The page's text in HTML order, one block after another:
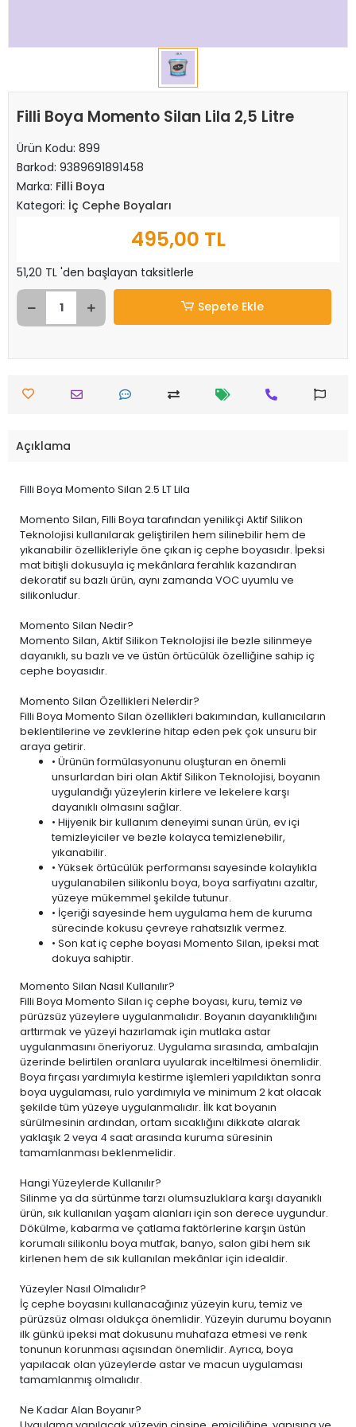
Filli Boya Momento Silan Lila 2,5 Litre
Ürün Kodu: 899
Barkod: 9389691891458
Marka: Filli Boya
Kategori: İç Cephe Boyaları
495,00 TL
51,20 TL 'den başlayan taksitlerle
Sepete Ekle
Açıklama
Filli Boya Momento Silan 2.5 LT Lila
Momento Silan, Filli Boya tarafından yenilikçi Aktif Silikon
Teknolojisi kullanılarak geliştirilen hem silinebilir hem de
yıkanabilir özellikleriyle öne çıkan iç cephe boyasıdır. İpeksi
mat bitişli dokusuyla iç mekânlara ferahlık kazandıran
dekoratif su bazlı ürün, aynı zamanda VOC uyumlu ve
silikonludur.
Momento Silan Nedir?
Momento Silan, Aktif Silikon Teknolojisi ile bezle silinmeye
dayanıklı, su bazlı ve ve üstün örtücülük özelliğine sahip iç
cephe boyasıdır.
Momento Silan Özellikleri Nelerdir?
Filli Boya Momento Silan özellikleri bakımından, kullanıcıların
beklentilerine ve zevklerine hitap eden pek çok unsuru bir
araya getirir.
• Ürünün formülasyonunu oluşturan en önemli
unsurlardan biri olan Aktif Silikon Teknolojisi, boyanın
uygulandığı yüzeylerin kirlere ve lekelere karşı
dayanıklı olmasını sağlar.
• Hijyenik bir kullanım deneyimi sunan ürün, ev içi
temizleyiciler ve bezle kolayca temizlenebilir,
yıkanabilir.
• Yüksek örtücülük performansı sayesinde kolaylıkla
uygulanabilen silikonlu boya, boya sarfiyatını azaltır,
yüzeye mükemmel şekilde tutunur.
• İçeriği sayesinde hem uygulama hem de kuruma
sürecinde kokusu çevreye rahatsızlık vermez.
• Son kat iç cephe boyası Momento Silan, ipeksi mat
dokuya sahiptir.
Momento Silan Nasıl Kullanılır?
Filli Boya Momento Silan iç cephe boyası, kuru, temiz ve
pürüzsüz yüzeylere uygulanmalıdır. Boyanın dayanıklılığını
arttırmak ve yüzeyi hazırlamak için mutlaka astar
uygulanmasını öneriyoruz. Uygulama sırasında, ambalajın
üzerinde belirtilen oranlara uyularak inceltilmesi önemlidir.
Boya fırçası yardımıyla kestirme işlemleri yapıldıktan sonra
boya uygulaması, rulo yardımıyla ve minimum 2 kat olacak
şekilde tüm yüzeye uygulanmalıdır. İlk kat boyanın
sürülmesinin ardından, ortam sıcaklığını dikkate alarak
yaklaşık 2 veya 4 saat arasında kuruma süresinin
tamamlanması beklenmelidir.
Hangi Yüzeylerde Kullanılır?
Silinme ya da sürtünme tarzı olumsuzluklara karşı dayanıklı
ürün, sık kullanılan yaşam alanları için son derece uygundur.
Dökülme, kabarma ve çatlama faktörlerine karşın üstün
korumalı silikonlu boya mutfak, banyo, salon gibi hem sık
kirlenen hem de sık kullanılan mekânlar için idealdir.
Yüzeyler Nasıl Olmalıdır?
İç cephe boyasını kullanacağınız yüzeyin kuru, temiz ve
pürüzsüz olması oldukça önemlidir. Yüzeyin durumu boyanın
ilk günkü ipeksi mat dokusunu muhafaza etmesi ve renk
tonunun korunması açısından önemlidir. Ayrıca, boya
yapılacak olan yüzeylerde astar ve macun uygulaması
tamamlanmış olmalıdır.
Ne Kadar Alan Boyanır?